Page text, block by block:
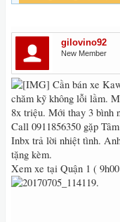
gilovino92
New Member
Cần bán xe
chăm kỹ không lỗi lầm.
8x triệu. Mới thay 3 bình
Call 0911856350 gặp
Inbx trả lời nhiệt tình.
tặng kèm.
Xem xe tại Quận 1 (